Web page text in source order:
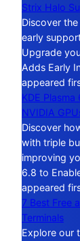
Strix Halo
Discover
early
Upgrade
Adds Early
appeared
KDE
NVIDIA
Discover
with triple
improving
6.8 to
appeared
7 Best Free
Terminals
Explore our